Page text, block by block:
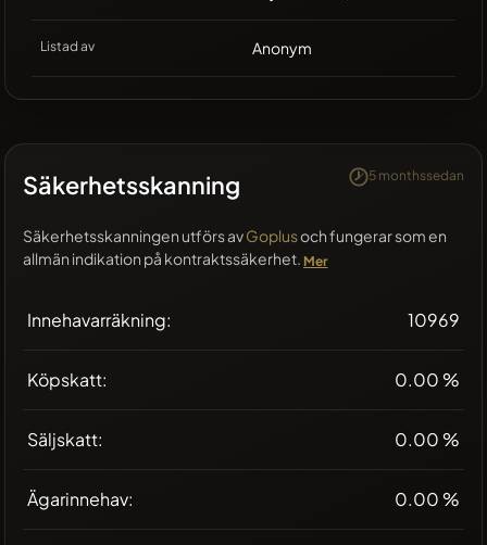
Listad av Anonym
Säkerhetsskanning 5 monthssedan
Säkerhetsskanningen utförs avGoplusoch fungerar som en
allmän indikation på kontraktssäkerhet. Mer
Innehavarräkning: 10969
Köpskatt: 0.00 %
Säljskatt: 0.00 %
Ägarinnehav: 0.00 %